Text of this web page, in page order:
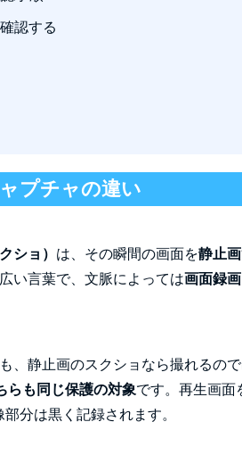
認する
プチャの違い
ショ） は、その瞬間の画面を静止
い言葉で、文脈によっては画面録
、静止画のスクショなら撮れるの
らも同じ保護の対象です。再生画面
分は黒く記録されます。